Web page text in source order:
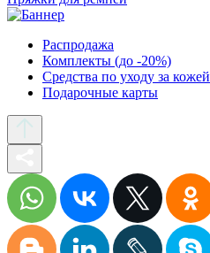
Распродажа
Комплекты (до -20%)
Средства по уходу за кожей
Подарочные карты